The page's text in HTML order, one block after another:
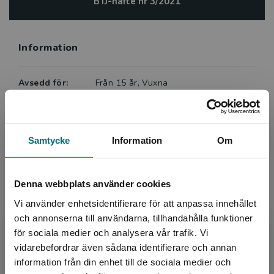
Samtycke Information Om
Denna webbplats använder cookies
Vi använder enhetsidentifierare för att anpassa innehållet
och annonserna till användarna, tillhandahålla funktioner
för sociala medier och analysera vår trafik. Vi
vidarebefordrar även sådana identifierare och annan
information från din enhet till de sociala medier och
Begränsad fraktregion
Information
Avsedd för:
Från 15 år, Vuxna
Ämnesområde:
Ny i Sverige
Samhälle
Språk:
Svenska
Lättlästnivå:
X-Small
LIX:
15
ISBN:
9789179492984
Utgivningsår:
2021
Artikelnummer:
43771-01